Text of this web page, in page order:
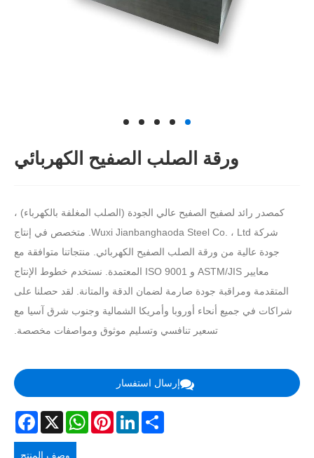
ورقة الصلب الصفيح الكهربائي
كمصدر رائد لصفيح الصفيح عالي الجودة (الصلب المغلفة بالكهرباء) ،
شركة Wuxi Jianbanghaoda Steel Co. ، Ltd. متخصص في إنتاج
جودة عالية من ورقة الصلب الصفيح الكهربائي. منتجاتنا متوافقة مع
معايير ASTM/JIS و ISO 9001 المعتمدة. نستخدم خطوط الإنتاج
المتقدمة ومراقبة جودة صارمة لضمان الدقة والمتانة. لقد حصلنا على
شراكات في جميع أنحاء أوروبا وأمريكا الشمالية وجنوب شرق آسيا مع
تسعير تنافسي وتسليم موثوق ومواصفات مخصصة.
إرسال استفسار
X
WhatsAppPinterestLinkedInShare
وصف المنتج